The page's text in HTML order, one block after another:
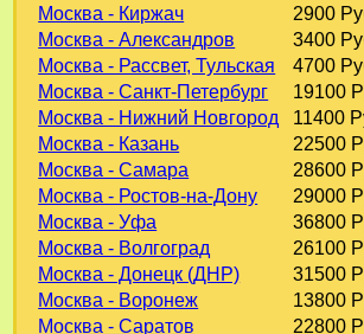
Москва - Киржач
2900
Москва - Александров
3400
Москва - Рассвет, Тульская
4700
Москва - Санкт-Петербург
19100
Москва - Нижний Новгород
11400
Москва - Казань
22500
Москва - Самара
28600
Москва - Ростов-на-Дону
29000
Москва - Уфа
36800
Москва - Волгоград
26100
Москва - Донецк (ДНР)
31500
Москва - Воронеж
13800
Москва - Саратов
22800